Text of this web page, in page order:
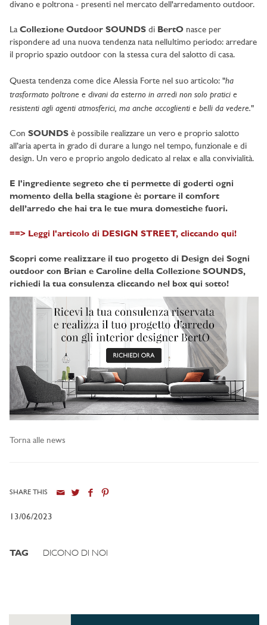
divano e poltrona - presenti nel mercato dell'arredamento outdoor.
La Collezione Outdoor SOUNDS di BertO nasce per
rispondere ad una nuova tendenza nata nellultimo periodo: arredare
il proprio spazio outdoor con la stessa cura del salotto di casa.
Questa tendenza come dice Alessia Forte nel suo articolo: "ha
trasformato poltrone e divani da esterno in arredi non solo pratici e
resistenti agli agenti atmosferici, ma anche accoglienti e belli da vedere."
Con SOUNDS è possibile realizzare un vero e proprio salotto
all’aria aperta in grado di durare a lungo nel tempo, funzionale e di
design. Un vero e proprio angolo dedicato al relax e alla convivialità.
E l'ingrediente segreto che ti permette di goderti ogni
momento della bella stagione è: portare il comfort
dell’arredo che hai tra le tue mura domestiche fuori.
==> Leggi l'articolo di DESIGN STREET, cliccando qui!
Scopri come realizzare il tuo progetto di Design dei Sogni
outdoor con Brian e Caroline della Collezione SOUNDS,
richiedi la tua consulenza cliccando nel box qui sotto!
Torna alle news
SHARE THIS
13/06/2023
TAG DICONO DI NOI